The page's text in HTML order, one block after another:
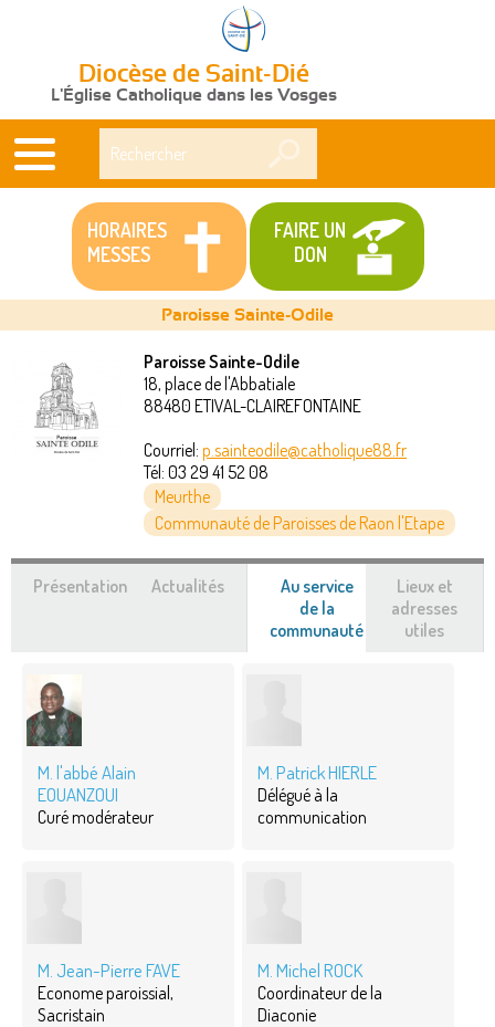
Diocèse de Saint-Dié
L'Église Catholique dans les Vosges
HORAIRES
MESSES
FAIRE UN
DON
Vous
êtes
Paroisse Sainte-Odile
Paroisse Sainte-Odile
18, place de l'Abbatiale
88480 ETIVAL-CLAIREFONTAINE
Courriel: p.sainteodile@catholique88.fr
Tél: 03 29 41 52 08
Meurthe
Communauté de Paroisses de Raon l'Etape
Présentation Actualités
Au service
de la
communauté (onglet
Lieux et
adresses
utiles
M. l'abbé Alain
EOUANZOUI
Curé modérateur
M. Patrick HIERLE
Délégué à la
communication
M. Jean-Pierre FAVE
Econome paroissial,
Sacristain
M. Michel ROCK
Coordinateur de la
Diaconie